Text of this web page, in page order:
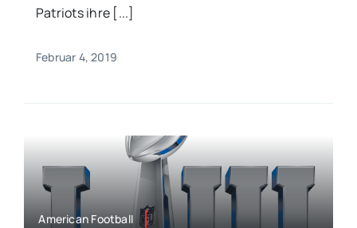
Patriots ihre [...]
Februar 4, 2019
American Football